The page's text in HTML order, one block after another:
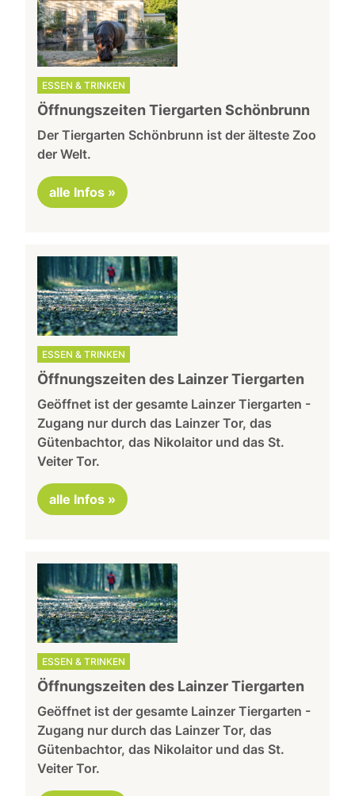
ESSEN & TRINKEN
Öffnungszeiten Tiergarten Schönbrunn
Der Tiergarten Schönbrunn ist der älteste Zoo
der Welt.
alle Infos »
ESSEN & TRINKEN
Öffnungszeiten des Lainzer Tiergarten
Geöffnet ist der gesamte Lainzer Tiergarten -
Zugang nur durch das Lainzer Tor, das
Gütenbachtor, das Nikolaitor und das St.
Veiter Tor.
alle Infos »
ESSEN & TRINKEN
Öffnungszeiten des Lainzer Tiergarten
Geöffnet ist der gesamte Lainzer Tiergarten -
Zugang nur durch das Lainzer Tor, das
Gütenbachtor, das Nikolaitor und das St.
Veiter Tor.